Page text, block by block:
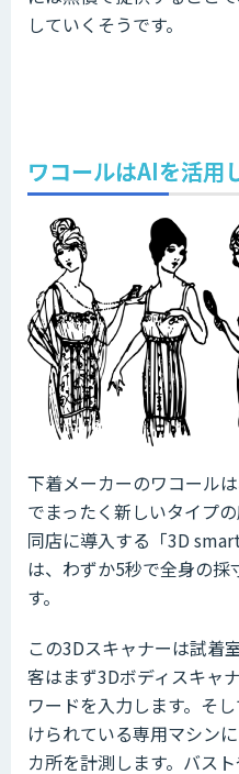
していくそうです。
ワコールはAIを活用
下着メーカーのワコール
でまったく新しいタイプ
同店に導入する「3D
は、わずか5秒で全身の採
す。
この3Dスキャナーは試着
客はまず3Dボディスキャ
ワードを入力します。そ
けられている専用マシン
カ所を計測します。バス